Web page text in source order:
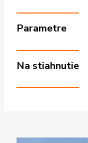
Parametre
Na stiahnutie